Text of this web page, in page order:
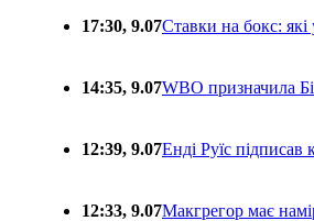
17:30, 9.07Ставки на бокс:
14:35, 9.07WBO призначила
12:39, 9.07Енді Руїс підписав
12:33, 9.07Макгрегор має